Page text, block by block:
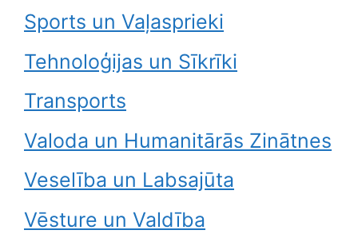
Sports un Vaļasprieki
Tehnoloģijas un Sīkrīki
Transports
Valoda un Humanitārās Zinātnes
Veselība un Labsajūta
Vēsture un Valdība